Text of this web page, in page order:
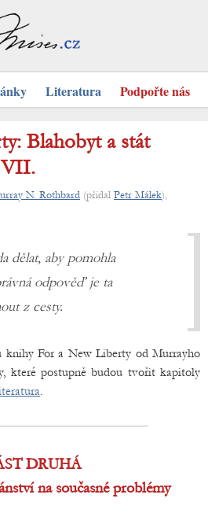
Literatura Podpořte nás
Blahobyt a stát
VII.
N. Rothbard (přidal Petr Málek),
dělat, aby pomohla
odpověď je ta
z cesty.
For a New Liberty od Murrayho
které postupně budou tvořit kapitoly
.
DRUHÁ
na současné problémy